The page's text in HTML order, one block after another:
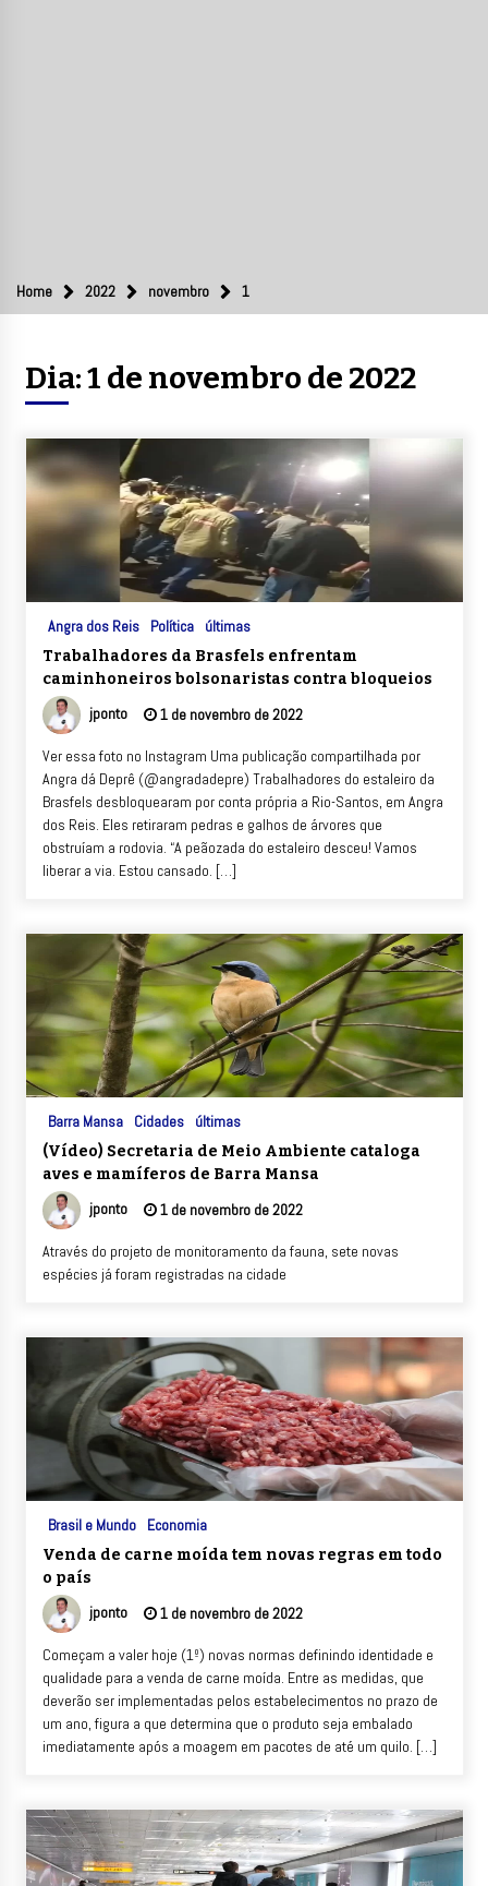
Home 2022 novembro 1
Dia:1 de novembro de 2022
Angra dos Reis Política últimas
Trabalhadores da Brasfels enfrentam
caminhoneiros bolsonaristas contra bloqueios
jponto 1 de novembro de 2022
Ver essa foto no Instagram Uma publicação compartilhada por
Angra dá Deprê (@angradadepre) Trabalhadores do estaleiro da
Brasfels desbloquearam por conta própria a Rio-Santos, em Angra
dos Reis. Eles retiraram pedras e galhos de árvores que
obstruíam a rodovia. “A peãozada do estaleiro desceu! Vamos
liberar a via. Estou cansado. […]
Barra Mansa Cidades últimas
(Vídeo) Secretaria de Meio Ambiente cataloga
aves e mamíferos de Barra Mansa
jponto 1 de novembro de 2022
Através do projeto de monitoramento da fauna, sete novas
espécies já foram registradas na cidade
Brasil e Mundo Economia
Venda de carne moída tem novas regras em todo
o país
jponto 1 de novembro de 2022
Começam a valer hoje (1º) novas normas definindo identidade e
qualidade para a venda de carne moída. Entre as medidas, que
deverão ser implementadas pelos estabelecimentos no prazo de
um ano, figura a que determina que o produto seja embalado
imediatamente após a moagem em pacotes de até um quilo. […]